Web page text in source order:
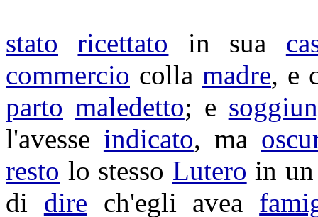
stato ricettato in sua
commercio collamadre, e
parto maledetto; e
l'avesse indicato, ma
resto lo stesso Lutero in
di dire ch'egli avea